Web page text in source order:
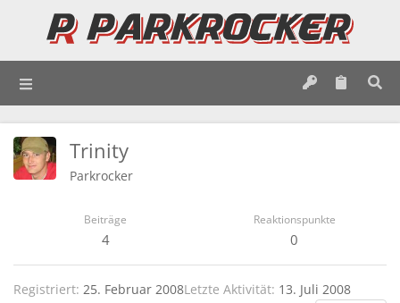
Trinity
Parkrocker
Beiträge
4
Reaktionspunkte
0
Registriert 25. Februar 2008Letzte Aktivität 13. Juli 2008